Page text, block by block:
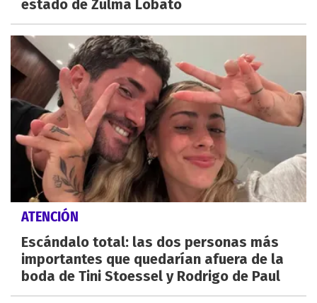
estado de Zulma Lobato
ATENCIÓN
Escándalo total: las dos personas más
importantes que quedarían afuera de la
boda de Tini Stoessel y Rodrigo de Paul